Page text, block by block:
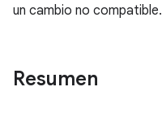
un cambio no compatible.
Resumen